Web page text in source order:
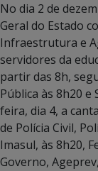
No dia 2 de
Geral do Estado
Infraestrutura e
servidores da
partir das 8h,
Pública às 8h20 e
feira, dia 4, a
de Polícia Civil,
Imasul, às 8h20,
Governo,